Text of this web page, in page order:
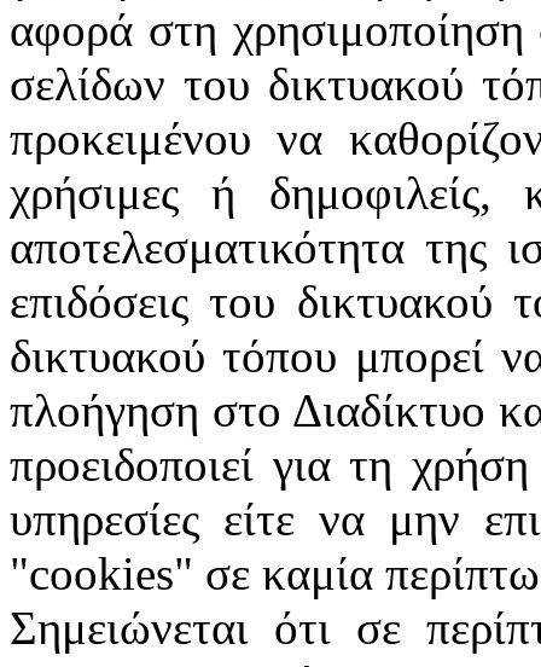
αφορά στη
σελίδων του δικτυακού
προκειμένου να
χρήσιμες ή
αποτελεσματικότητα της
επιδόσεις του δικτυακού
δικτυακού τόπου μπορεί
πλοήγηση στο Διαδίκτυο
προειδοποιεί για τη
υπηρεσίες είτε να μην
"cookies" σε καμία
Σημειώνεται ότι σε